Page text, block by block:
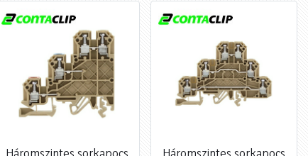
Háromszintes sorkapocs
Háromszintes sorkapocs